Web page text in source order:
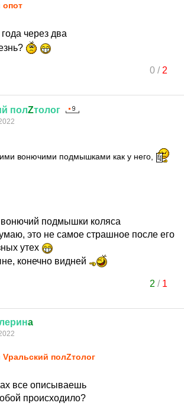
опот
через два
0/ 2
полZтолог
вонючими подмышками как у него,
вонючий подмышки коляса
это не самое страшное после его
утех
конечно видней
2 / 1
a
Vральский полZтолог
все описываешь
происходило?